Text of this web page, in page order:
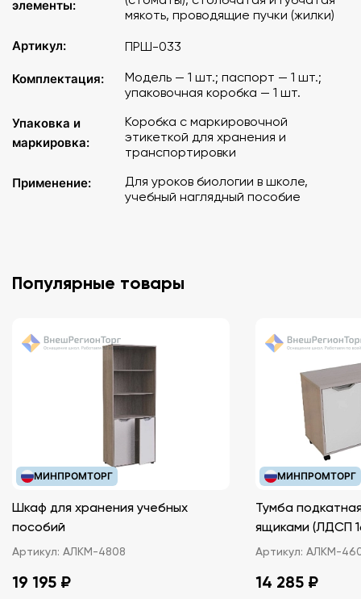
элементы:
мякоть, проводящие пучки (жилки)
Артикул:
ПРШ-033
Комплектация:
Модель — 1 шт.; паспорт — 1 шт.;
упаковочная коробка — 1 шт.
Упаковка и
маркировка:
Коробка с маркировочной
этикеткой для хранения и
транспортировки
Применение:
Для уроков биологии в школе,
учебный наглядный пособие
Популярные товары
МИНПРОМТОРГ
Шкаф для хранения учебных
пособий
Артикул: АЛКМ-4808
19 195 ₽
МИНПРОМТОРГ
Тумба
ящиками
Артикул: АЛКМ-
14 285 ₽